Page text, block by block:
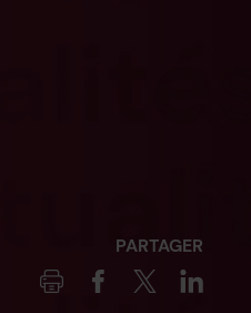
PARTAGER